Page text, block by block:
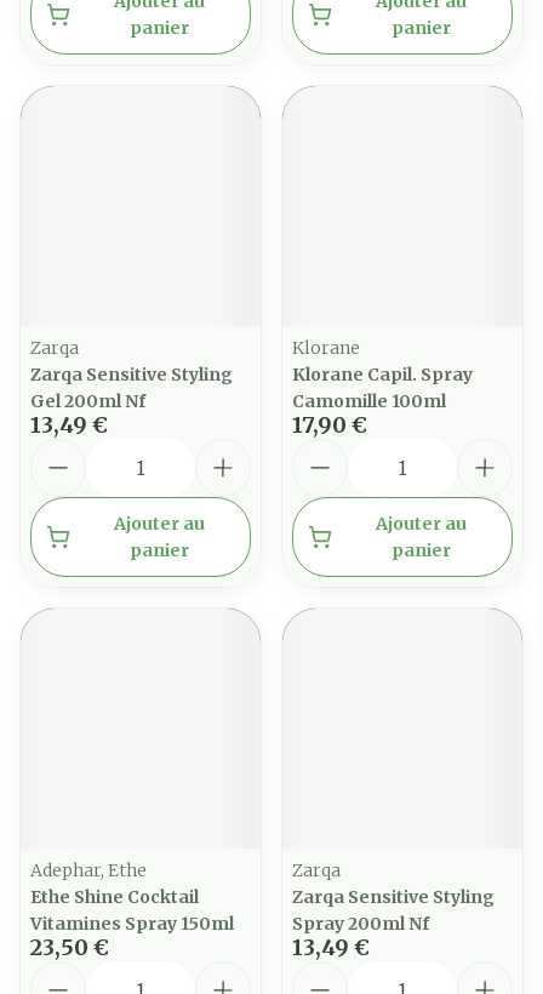
panier
panier
Zarqa
Zarqa Sensitive Styling
Gel 200ml Nf
13,49 €
Ajouter au
panier
Klorane
Klorane Capil. Spray
Camomille 100ml
17,90 €
Ajouter au
panier
Adephar, Ethe
Ethe Shine Cocktail
Vitamines Spray 150ml
23,50 €
Zarqa
Zarqa Sensitive Styling
Spray 200ml Nf
13,49 €